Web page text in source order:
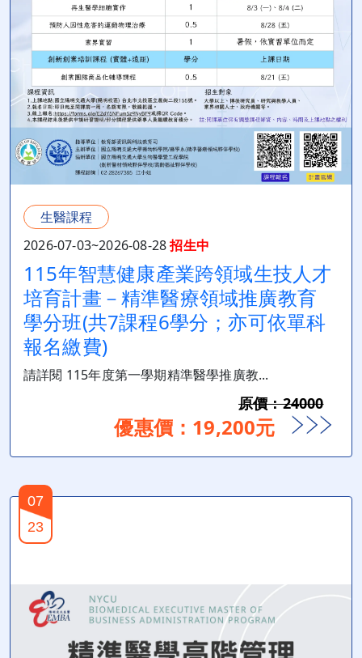
生醫課程
2026-07-03~2026-08-28招生中
115年智慧健康產業跨領域生技人才
培育計畫－精準醫療領域推廣教育
學分班(共7課程6學分；亦可依單科
報名繳費)
請詳閱 115年度第一學期精準醫學推廣教...
原價：24000
優惠價：19,200元
07
23